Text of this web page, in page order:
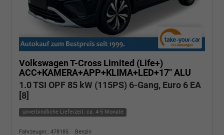
Volkswagen T-Cross Limited (Life+)
ACC+KAMERA+APP+KLIMA+LED+17'' ALU
1.0 TSI OPF 85 kW (115PS) 6-Gang, Euro 6 EA
[8]
unverbindliche Lieferzeit: ca. 4-5 Monate
Fahrzeugnr.: 478185
Benzin